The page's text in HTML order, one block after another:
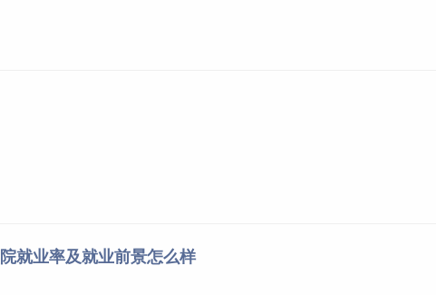
格进行初步审查，审查合格的办理入学手续；审查发现新生的录取通
就业率及就业前景怎么样